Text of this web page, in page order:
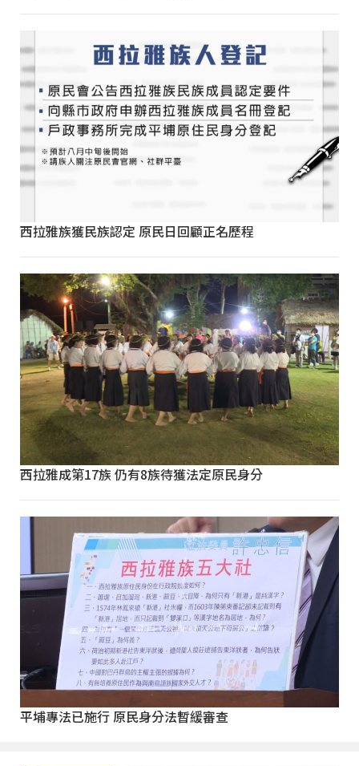
西拉雅族獲民族認定 原民日回顧正名歷程
西拉雅成第17族 仍有8族待獲法定原民身分
平埔專法已施行 原民身分法暫緩審查